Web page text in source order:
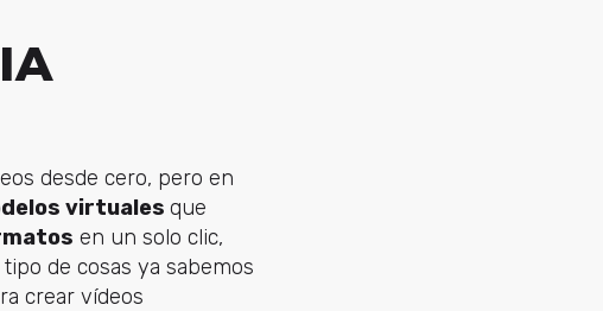
desde cero, pero en
virtuales que
en un solo clic,
de cosas ya sabemos
crear vídeos